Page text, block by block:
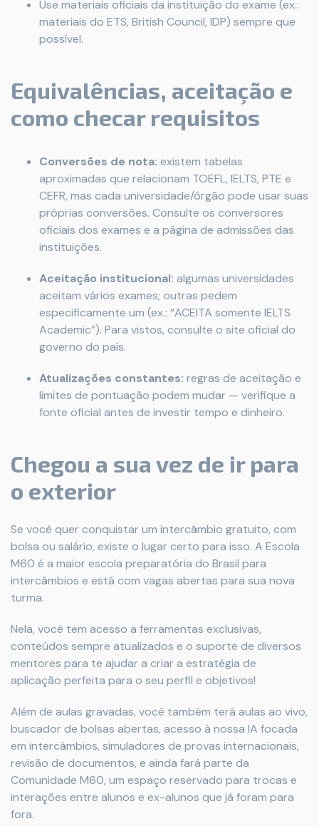
Use materiais oficiais da instituição do exame (ex.:
materiais do ETS, British Council, IDP) sempre que
possível.
Equivalências, aceitação e
como checar requisitos
Conversões de nota: existem tabelas
aproximadas que relacionam TOEFL, IELTS, PTE e
CEFR, mas cada universidade/órgão pode usar suas
próprias conversões. Consulte os conversores
oficiais dos exames e a página de admissões das
instituições.
Aceitação institucional: algumas universidades
aceitam vários exames; outras pedem
especificamente um (ex.: “ACEITA somente IELTS
Academic”). Para vistos, consulte o site oficial do
governo do país.
Atualizações constantes: regras de aceitação e
limites de pontuação podem mudar — verifique a
fonte oficial antes de investir tempo e dinheiro.
Chegou a sua vez de ir para
o exterior
Se você quer conquistar um intercâmbio gratuito, com
bolsa ou salário, existe o lugar certo para isso. A Escola
M60 é a maior escola preparatória do Brasil para
intercâmbios e está com vagas abertas para sua nova
turma.
Nela, você tem acesso a ferramentas exclusivas,
conteúdos sempre atualizados e o suporte de diversos
mentores para te ajudar a criar a estratégia de
aplicação perfeita para o seu perfil e objetivos!
Além de aulas gravadas, você também terá aulas ao vivo,
buscador de bolsas abertas, acesso à nossa IA focada
em intercâmbios, simuladores de provas internacionais,
revisão de documentos, e ainda fará parte da
Comunidade M60, um espaço reservado para trocas e
interações entre alunos e ex-alunos que já foram para
fora.